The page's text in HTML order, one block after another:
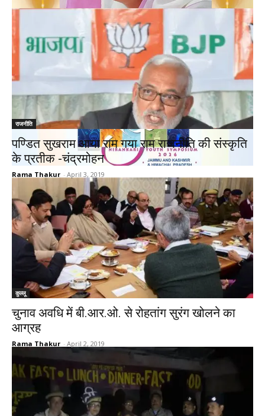
राजनीति
पण्डित सुखराम आया राम गया राम राजनीति की संस्कृति
के प्रतीक -चंद्रमोहन
Rama Thakur - April 3, 2019
कुल्लू
चुनाव अवधि में बी.आर.ओ. से रोहतांग सुरंग खोलने का
आग्रह
Rama Thakur - April 2, 2019